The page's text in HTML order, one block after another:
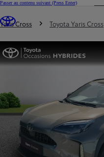
Passer au contenu suivant (Press Enter)
Trouvez un partenaire Toyota
Vous êtes ici
Yaris Cross Toyota Yaris Cross